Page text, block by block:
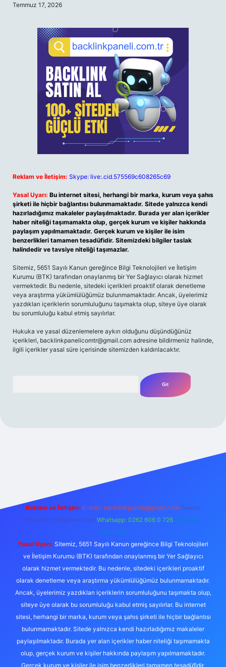
Temmuz 17, 2026
Reklam ve İletişim: Skype: live:.cid.575569c608265c69
Yasal Uyarı: Bu internet sitesi, herhangi bir marka, kurum veya şahıs
şirketi ile hiçbir bağlantısı bulunmamaktadır. Sitede yalnızca kendi
hazırladığımız makaleler paylaşılmaktadır. Burada yer alan içerikler
haber niteliği taşımamakta olup, gerçek kurum ve kişiler hakkında
paylaşım yapılmamaktadır. Gerçek kurum ve kişiler ile isim
benzerlikleri tamamen tesadüfidir. Sitemizdeki bilgiler taslak
halindedir ve tavsiye niteliği taşımazlar.
Sitemiz, 5651 Sayılı Kanun gereğince Bilgi Teknolojileri ve İletişim
Kurumu (BTK) tarafından onaylanmış bir Yer Sağlayıcı olarak hizmet
vermektedir. Bu nedenle, sitedeki içerikleri proaktif olarak denetleme
veya araştırma yükümlülüğümüz bulunmamaktadır. Ancak, üyelerimiz
yazdıkları içeriklerin sorumluluğunu taşımakta olup, siteye üye olarak
bu sorumluluğu kabul etmiş sayılırlar.
Hukuka ve yasal düzenlemelere aykırı olduğunu düşündüğünüz
içerikleri, backlinkpanelicomtr@gmail.com adresine bildirmeniz halinde,
ilgili içerikler yasal süre içerisinde sitemizden kaldırılacaktır.
Reklam ve İletişim: E-mail: backlinkpaneli@gmail.com Teams:
forumhizmeti@gmail.com Whatsapp: 0262 606 0 726 Telegram:
@karabul
Yasal Uyarı: Sitemiz, 5651 Sayılı Kanun gereğince Bilgi Teknolojileri
ve İletişim Kurumu (BTK) tarafından onaylanmış bir Yer Sağlayıcı
olarak hizmet vermektedir. Bu nedenle, sitedeki içerikleri proaktif
olarak denetleme veya araştırma yükümlülüğümüz bulunmamaktadır.
Ancak, üyelerimiz yazdıkları içeriklerin sorumluluğunu taşımakta olup,
siteye üye olarak bu sorumluluğu kabul etmiş sayılırlar. Bu internet
sitesi, herhangi bir marka, kurum veya şahıs şirketi ile hiçbir bağlantısı
bulunmamaktadır. Sitede yalnızca kendi hazırladığımız makaleler
paylaşılmaktadır. Burada yer alan içerikler haber niteliği taşımamakta
olup, gerçek kurum ve kişiler hakkında paylaşım yapılmamaktadır.
Gerçek kurum ve kişiler ile isim benzerlikleri tamamen tesadüfidir.